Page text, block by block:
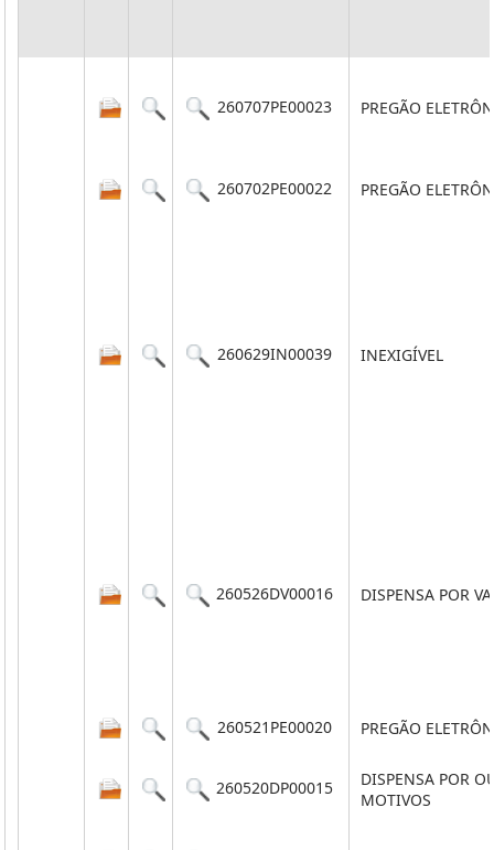
260707PE00023 PREGÃO
260702PE00022 PREGÃO
260629IN00039 INEXIGÍVEL
260526DV00016 DISPENSA POR
260521PE00020 PREGÃO
260520DP00015
DISPENSA POR
MOTIVOS